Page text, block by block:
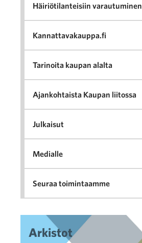
Häiriötilanteisiin varautuminen
Kannattavakauppa.fi
Tarinoita kaupan alalta
Ajankohtaista Kaupan liitossa
Julkaisut
Medialle
Seuraa toimintaamme
Arkistot